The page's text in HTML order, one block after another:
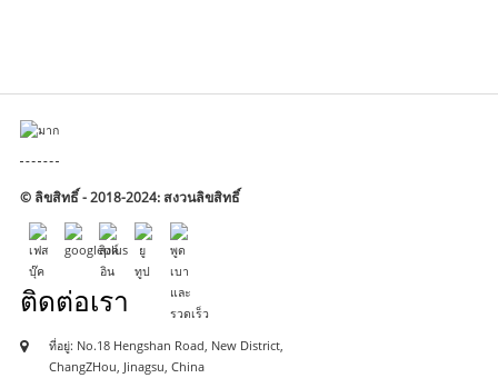
© ลิขสิทธิ์ - 2018-2024: สงวนลิขสิทธิ์
ติดต่อเรา
ที่อยู่: No.18 Hengshan Road, New District,
ChangZHou, Jinagsu, China